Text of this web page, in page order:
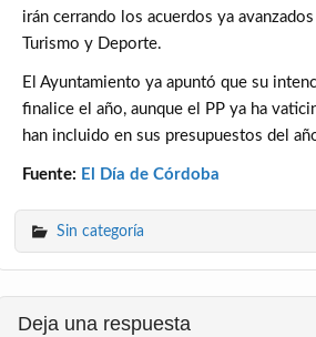
irán cerrando los acuerdos ya
Turismo y Deporte.
El Ayuntamiento ya apuntó que su
finalice el año, aunque el PP ya ha
han incluido en sus presupuestos del
Fuente: El Día de Córdoba
Sin categoría
Deja una respuesta